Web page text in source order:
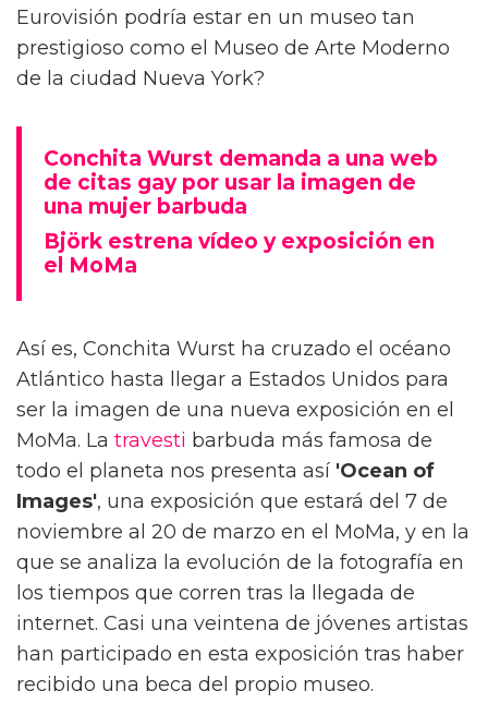
Eurovisión podría estar en un museo tan
prestigioso como el Museo de Arte Moderno
de la ciudad Nueva York?
Conchita Wurst demanda a una web
de citas gay por usar la imagen de
una mujer barbuda
Björk estrena vídeo y exposición en
el MoMa
Así es, Conchita Wurst ha cruzado el océano
Atlántico hasta llegar a Estados Unidos para
ser la imagen de una nueva exposición en el
MoMa. La travesti barbuda más famosa de
todo el planeta nos presenta así 'Ocean of
Images', una exposición que estará del 7 de
noviembre al 20 de marzo en el MoMa, y en la
que se analiza la evolución de la fotografía en
los tiempos que corren tras la llegada de
internet. Casi una veintena de jóvenes artistas
han participado en esta exposición tras haber
recibido una beca del propio museo.